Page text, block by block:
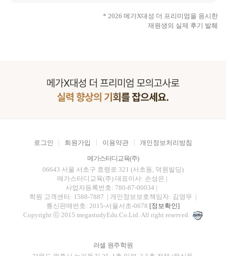
* 2026 메가X대성 더 프리미엄을 응시한
재원생의 실제 후기 발췌
로그인 회원가입 이용약관 개인정보처리방침
메가스터디교육(주)
06643 서울 서초구 효령로 321 (서초동, 덕원빌딩)
메가스터디교육(주) 대표이사: 손성은 |
사업자등록번호: 780-87-00034 |
학원 고객센터: 1588-7887 | 개인정보보호책임자: 김영무 |
통신판매번호: 2015-서울서초-0678 [정보확인]
Copyright ⓒ 2015 megastudyEdu.Co.Ltd. All right reserved.
러셀 원주학원